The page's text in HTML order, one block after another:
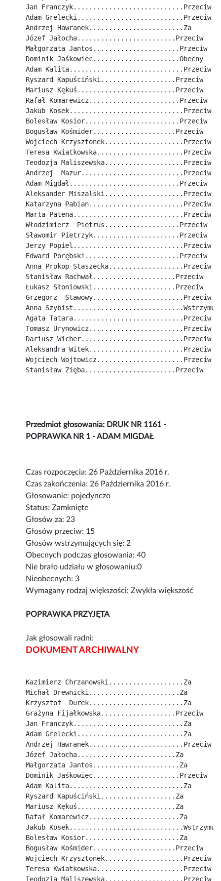
Jan Franczyk............................Przeciw
Adam Grelecki...........................Przeciw
Andrzej Hawranek........................Za
Józef Jałocha.........................Przeciw
Małgorzata Jantos......................Przeciw
Dominik Jaśkowiec......................Obecny
Adam Kalita.............................Przeciw
Ryszard Kapuściński...................Przeciw
Mariusz Kękuś.........................Przeciw
Rafał Komarewicz.......................Przeciw
Jakub Kosek.............................Przeciw
Bolesław Kosior........................Przeciw
Bogusław Kośmider.....................Przeciw
Wojciech Krzysztonek....................Przeciw
Teresa Kwiatkowska......................Przeciw
Teodozja Maliszewska....................Przeciw
Andrzej  Mazur..........................Przeciw
Adam Migdał............................Przeciw
Aleksander Miszalski....................Przeciw
Katarzyna Pabian........................Przeciw
Marta Patena............................Przeciw
Włodzimierz  Pietrus...................Przeciw
Sławomir Pietrzyk......................Przeciw
Jerzy Popiel............................Przeciw
Edward Porębski........................Przeciw
Anna Prokop-Staszecka...................Przeciw
Stanisław Rachwał.....................Przeciw
Łukasz Słoniowski.....................Przeciw
Grzegorz  Stawowy.......................Przeciw
Anna
Agata Tatara............................Przeciw
Tomasz Urynowicz........................Przeciw
Dariusz Wicher..........................Przeciw
Aleksandra Witek........................Przeciw
Wojciech Wojtowicz......................Przeciw
Stanisław Zięba.......................Przeciw
Przedmiot głosowania: DRUK NR 1161 -
POPRAWKA NR 1 - ADAM MIGDAŁ
Czas rozpoczęcia: 26 Października 2016 r.
Czas zakończenia: 26 Października 2016 r.
Głosowanie: pojedynczo
Status: Zamknięte
Głosów za: 23
Głosów przeciw: 15
Głosów wstrzymujących się: 2
Obecnych podczas głosowania: 40
Nie brało udziału w głosowaniu:0
Nieobecnych: 3
Wymagany rodzaj większości: Zwykła większość
POPRAWKA PRZYJĘTA
Jak głosowali radni:
DOKUMENT ARCHIWALNY
Kazimierz Chrzanowski...................Za
Michał Drewnicki.......................Za
Krzysztof  Durek........................Za
Grażyna Fijałkowska...................Przeciw
Jan Franczyk............................Za
Adam Grelecki...........................Za
Andrzej Hawranek........................Przeciw
Józef Jałocha.........................Za
Małgorzata Jantos......................Za
Dominik Jaśkowiec......................Przeciw
Adam Kalita.............................Za
Ryszard Kapuściński...................Za
Mariusz Kękuś.........................Za
Rafał Komarewicz.......................Za
Jakub
Bolesław Kosior........................Za
Bogusław Kośmider.....................Przeciw
Wojciech Krzysztonek....................Przeciw
Teresa Kwiatkowska......................Przeciw
Teodozja Maliszewska....................Przeciw